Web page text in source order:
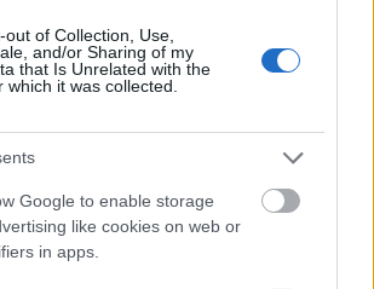
of Collection, Use,
and/or Sharing of my
that Is Unrelated with the
which it was collected.
Google to enable storage
like cookies on web or
in apps.
EZER EMBERRE UTAZUNK, HANEM